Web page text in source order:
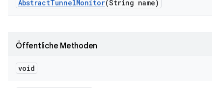
AbstractTunnelMonitor(String name)
Öffentliche Methoden
void